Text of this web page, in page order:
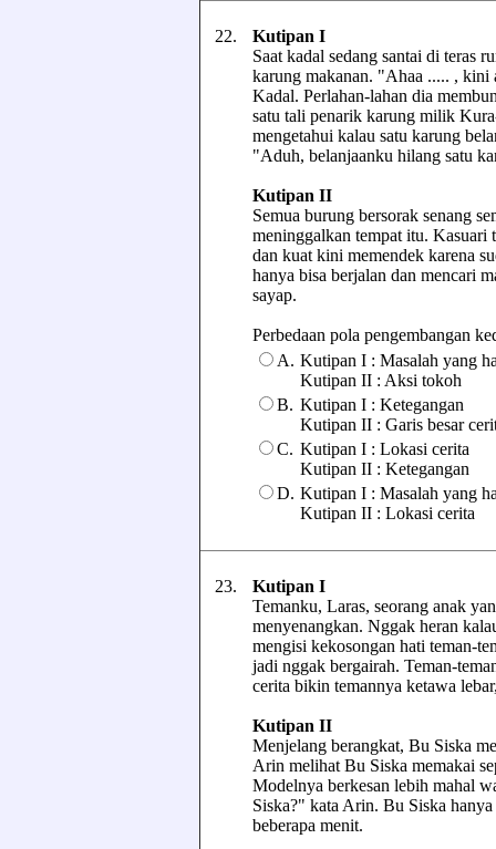
22.
Kutipan I
Saat kadal sedang santai di teras
karung makanan. "Ahaa ..... , kini
Kadal. Perlahan-lahan dia
satu tali penarik karung milik
mengetahui kalau satu karung
"Aduh, belanjaanku hilang satu
Kutipan II
Semua burung bersorak senang
meninggalkan tempat itu. Kasuari
dan kuat kini memendek karena
hanya bisa berjalan dan mencari
sayap.
Perbedaan pola pengembangan
A. Kutipan I : Masalah yang
Kutipan II : Aksi tokoh
B. Kutipan I : Ketegangan
Kutipan II : Garis besar
C. Kutipan I : Lokasi cerita
Kutipan II : Ketegangan
D. Kutipan I : Masalah yang
Kutipan II : Lokasi cerita
23.
Kutipan I
Temanku, Laras, seorang anak
menyenangkan. Nggak heran
mengisi kekosongan hati teman-
jadi nggak bergairah. Teman-
cerita bikin temannya ketawa
Kutipan II
Menjelang berangkat, Bu Siska
Arin melihat Bu Siska memakai
Modelnya berkesan lebih mahal
Siska?" kata Arin. Bu Siska
beberapa menit.